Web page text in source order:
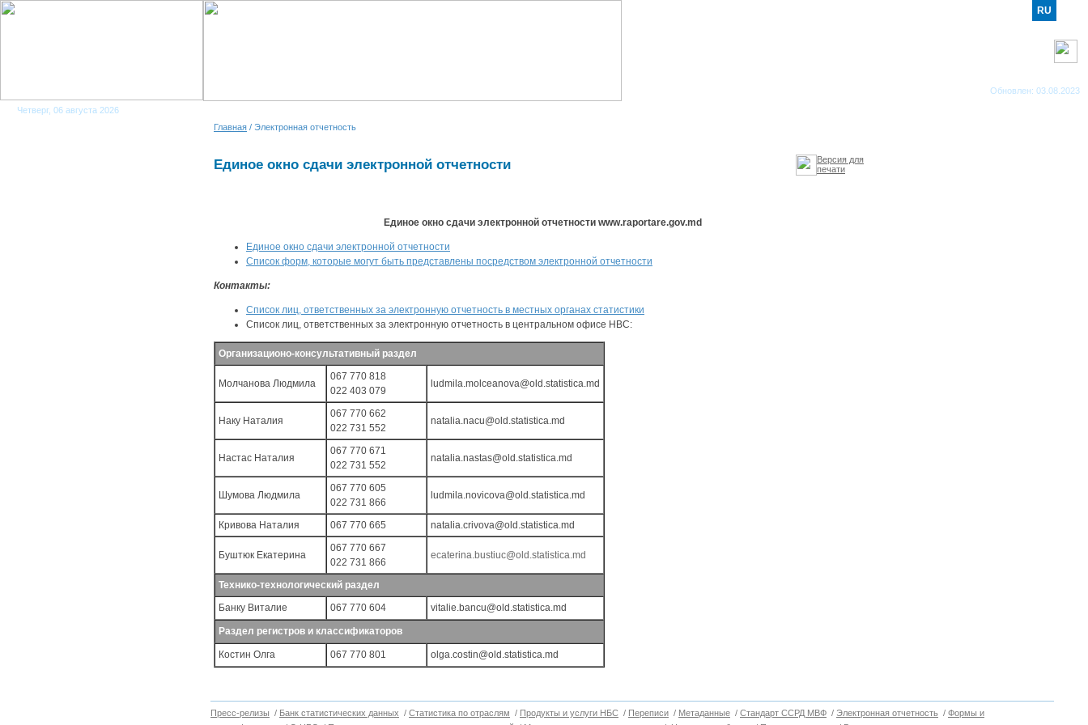
Четверг, 06 августа 2026
RU
Обновлен: 03.08.2023
Главная / Электронная отчетность
Единое окно сдачи электронной отчетности
Версия для
печати
Единое окно сдачи электронной отчетности www.raportare.gov.md
Eдиное окно сдачи электронной отчетности
Список форм, которые могут быть представлены посредством электронной отчетности
Контакты:
Список лиц, ответственных за электронную отчетность в местных органах статистики
Список лиц, ответственных за электронную отчетность в центральном офисе НВС:
Организационо-консультативный раздел
Молчанова Людмила
067 770 818
022 403 079
ludmila.molceanova@old.statistica.md
Наку Наталия
067 770 662
022 731 552
natalia.nacu@old.statistica.md
Настас Наталия
067 770 671
022 731 552
natalia.nastas@old.statistica.md
Шумова Людмила
067 770 605
022 731 866
ludmila.novicova@old.statistica.md
Кривова Наталия 067 770 665 natalia.crivova@old.statistica.md
Буштюк Екатерина
067 770 667
022 731 866
ecaterina.bustiuc@old.statistica.md
Технико-технологический раздел
Банку Виталие
067 770 604 vitalie.bancu@old.statistica.md
Раздел регистров и классификаторов
Костин Олга 067 770 801 olga.costin@old.statistica.md
Пресс-релизы / Банк статистических данных / Cтатистика по отраслям / Продукты и услуги НБС / Переписи / Метаданные / Стандарт ССРД МВФ / Электронная отчетность / Формы и